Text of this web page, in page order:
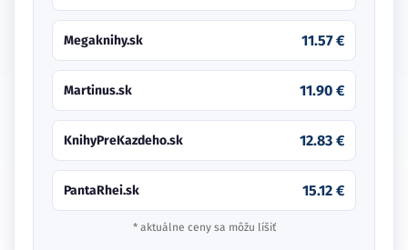
Megaknihy.sk 11.57 €
Martinus.sk 11.90 €
KnihyPreKazdeho.sk 12.83 €
PantaRhei.sk 15.12 €
* aktuálne ceny sa môžu líšiť